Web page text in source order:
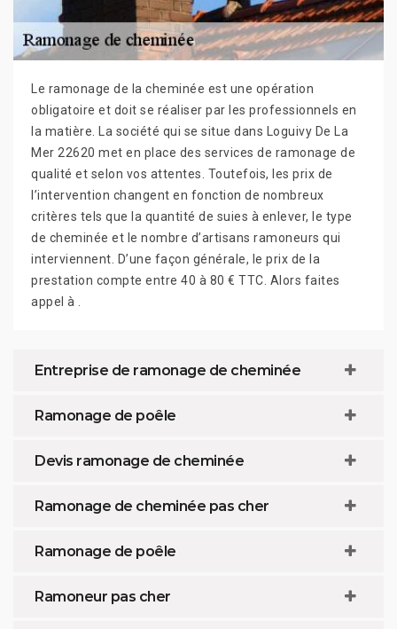
Le ramonage de la cheminée est une opération
obligatoire et doit se réaliser par les professionnels en
la matière. La société qui se situe dans Loguivy De La
Mer 22620 met en place des services de ramonage de
qualité et selon vos attentes. Toutefois, les prix de
l’intervention changent en fonction de nombreux
critères tels que la quantité de suies à enlever, le type
de cheminée et le nombre d’artisans ramoneurs qui
interviennent. D’une façon générale, le prix de la
prestation compte entre 40 à 80 € TTC. Alors faites
appel à .
Entreprise de ramonage de cheminée
Ramonage de poêle
Devis ramonage de cheminée
Ramonage de cheminée pas cher
Ramonage de poêle
Ramoneur pas cher